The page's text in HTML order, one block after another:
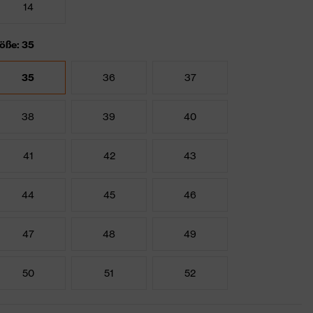
14
35
35 36 37
38 39 40
41 42 43
44 45 46
47 48 49
50 51 52